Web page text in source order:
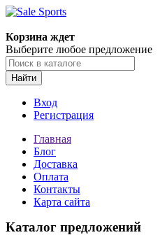
Корзина ждет
Выберите любое предложение
Найти
Вход
Регистрация
Главная
Блог
Доставка
Оплата
Контакты
Карта сайта
Каталог предложений